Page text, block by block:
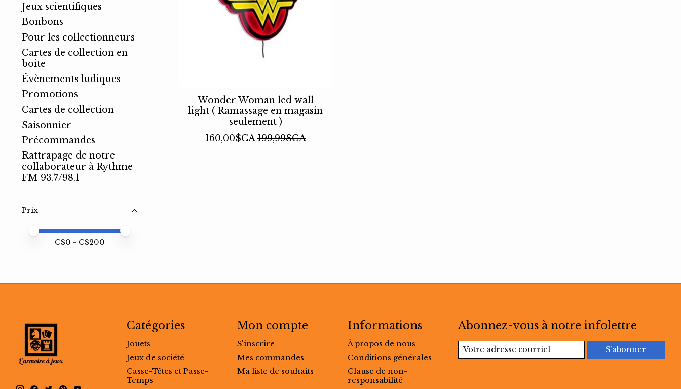
Jeux scientifiques
Bonbons
Pour les collectionneurs
Cartes de collection en
boite
Évènements ludiques
Promotions
Cartes de collection
Saisonnier
Précommandes
Rattrapage de notre
collaborateur à Rythme
FM 93.7/98.1
Prix
Prix minimum
Price maximum value
C$0 - C$200
Wonder Woman led wall
light ( Ramassage en magasin
seulement )
160,00$CA 199,99$CA
Catégories
Jouets
Jeux de société
Casse-Têtes et Passe-
Temps
Mon compte
S'inscrire
Mes commandes
Ma liste de souhaits
Informations
À propos de nous
Conditions générales
Clause de non-
responsabilité
Abonnez-vous à notre infolettre
S'abonner